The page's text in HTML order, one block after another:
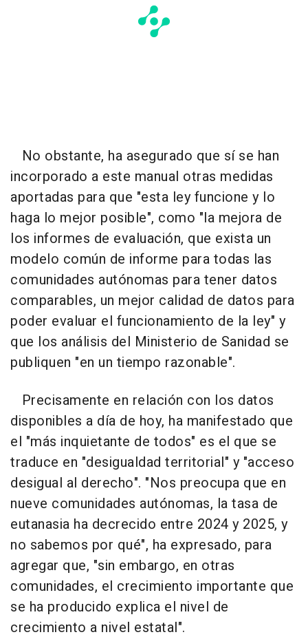
No obstante, ha asegurado que sí se han
incorporado a este manual otras medidas
aportadas para que "esta ley funcione y lo
haga lo mejor posible", como "la mejora de
los informes de evaluación, que exista un
modelo común de informe para todas las
comunidades autónomas para tener datos
comparables, un mejor calidad de datos para
poder evaluar el funcionamiento de la ley" y
que los análisis del Ministerio de Sanidad se
publiquen "en un tiempo razonable".
Precisamente en relación con los datos
disponibles a día de hoy, ha manifestado que
el "más inquietante de todos" es el que se
traduce en "desigualdad territorial" y "acceso
desigual al derecho". "Nos preocupa que en
nueve comunidades autónomas, la tasa de
eutanasia ha decrecido entre 2024 y 2025, y
no sabemos por qué", ha expresado, para
agregar que, "sin embargo, en otras
comunidades, el crecimiento importante que
se ha producido explica el nivel de
crecimiento a nivel estatal".